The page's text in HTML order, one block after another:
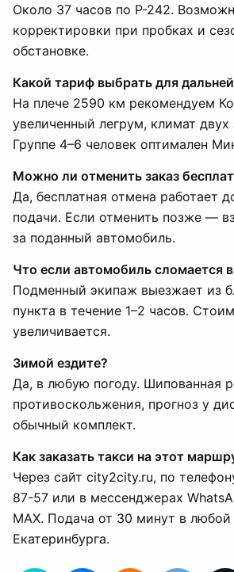
Около 37 часов по Р-242.
корректировки при пробках и
обстановке.
Какой тариф выбрать для
На плече 2590 км рекомендуем
увеличенный легрум, климат двух
Группе 4–6 человек оптимален
Можно ли отменить заказ
Да, бесплатная отмена работает
подачи. Если отменить позже —
за поданный автомобиль.
Что если автомобиль сломается
Подменный экипаж выезжает из
пункта в течение 1–2 часов.
увеличивается.
Зимой ездите?
Да, в любую погоду. Шипованная
противоскольжения, прогноз у
обычный комплект.
Как заказать такси на этот
Через сайт city2city.ru, по
87-57 или в мессенджерах
MAX. Подача от 30 минут в любой
Екатеринбурга.